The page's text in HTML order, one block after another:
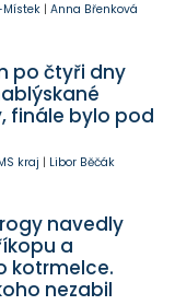
Místek| Anna Břenková
po čtyři dny
finále bylo pod
kraj | Libor Běčák
navedly
a
kotrmelce.
nezabil